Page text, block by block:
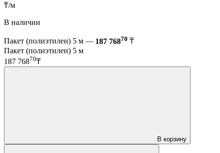
₸/м
В наличии
Пакет (полиэтилен) 5 м — 187 76870 ₸
Пакет (полиэтилен) 5 м
187 76870₸
В корзину